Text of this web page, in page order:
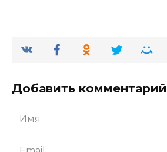
Добавить комментарий
Имя
*
Email